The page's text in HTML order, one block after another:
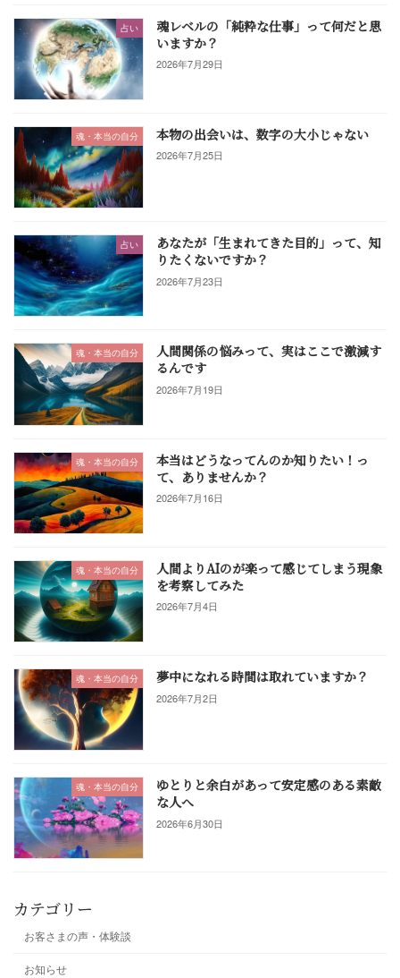
占い
魂レベルの「純粋な仕事」って何だと思
いますか？
2026年7月29日
魂・本当の自分 本物の出会いは、数字の大小じゃない
2026年7月25日
占い
あなたが「生まれてきた目的」って、知
りたくないですか？
2026年7月23日
魂・本当の自分
人間関係の悩みって、実はここで激減す
るんです
2026年7月19日
魂・本当の自分
本当はどうなってんのか知りたい！っ
て、ありませんか？
2026年7月16日
魂・本当の自分
人間よりAIのが楽って感じてしまう現象
を考察してみた
2026年7月4日
魂・本当の自分 夢中になれる時間は取れていますか？
2026年7月2日
魂・本当の自分
ゆとりと余白があって安定感のある素敵
な人へ
2026年6月30日
カテゴリー
お客さまの声・体験談
お知らせ